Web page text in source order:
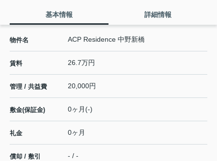
基本情報 詳細情報
物件名 ACP Residence 中野新橋
賃料 26.7万円
管理 / 共益費 20,000円
敷金(保証金) 0ヶ月(-)
礼金 0ヶ月
償却 / 敷引 - / -